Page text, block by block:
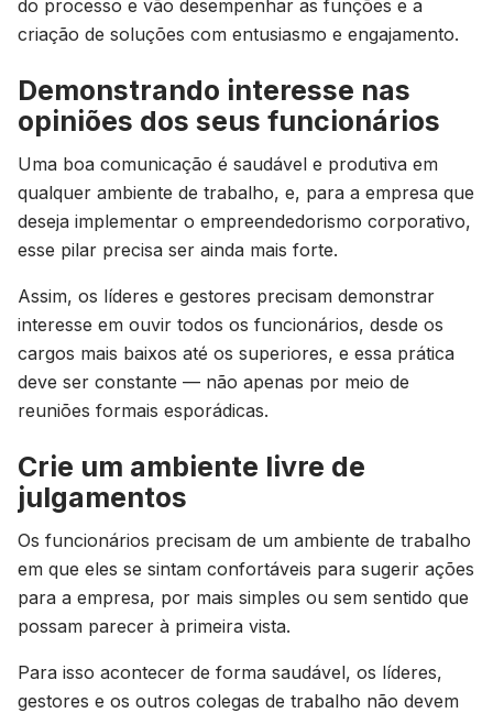
do processo e vão desempenhar as funções e a
criação de soluções com entusiasmo e engajamento.
Demonstrando interesse nas
opiniões dos seus funcionários
Uma boa comunicação é saudável e produtiva em
qualquer ambiente de trabalho, e, para a empresa que
deseja implementar o empreendedorismo corporativo,
esse pilar precisa ser ainda mais forte.
Assim, os líderes e gestores precisam demonstrar
interesse em ouvir todos os funcionários, desde os
cargos mais baixos até os superiores, e essa prática
deve ser constante — não apenas por meio de
reuniões formais esporádicas.
Crie um ambiente livre de
julgamentos
Os funcionários precisam de um ambiente de trabalho
em que eles se sintam confortáveis para sugerir ações
para a empresa, por mais simples ou sem sentido que
possam parecer à primeira vista.
Para isso acontecer de forma saudável, os líderes,
gestores e os outros colegas de trabalho não devem